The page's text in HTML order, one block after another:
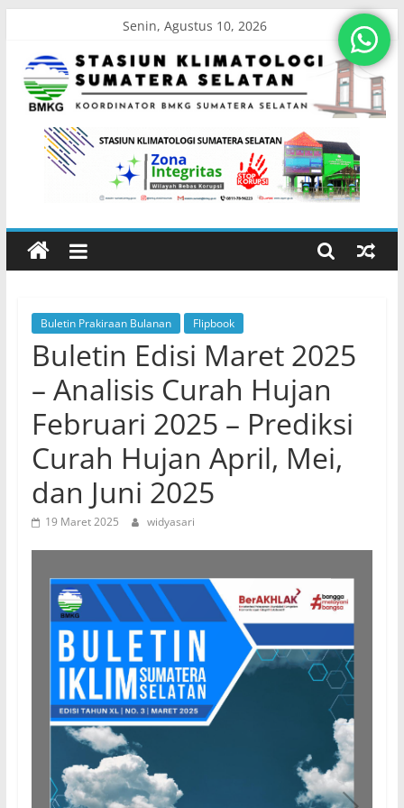
content
Senin, Agustus 10, 2026
Stasiun
Klimatologi
Sumatera
Koordinator
BMKG
Sumatera
Selatan
Buletin Prakiraan Bulanan Flipbook
Buletin Edisi Maret 2025
– Analisis Curah Hujan
Februari 2025 – Prediksi
Curah Hujan April, Mei,
dan Juni 2025
19 Maret 2025 widyasari